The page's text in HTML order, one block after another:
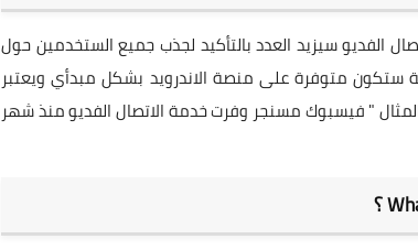
اضافة سلسلة الاتصال الفديو سيزيد العدد بالتأكيد لجذب جميع الستخدمين حول
ستكون متوفرة على منصة الاندرويد بشكل مبدأي ويعتبر
" فيسبوك مسنجر وفرت خدمة الاتصال الفديو منذ شهر